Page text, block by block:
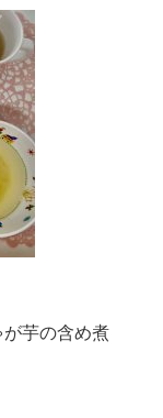
芋の含め煮